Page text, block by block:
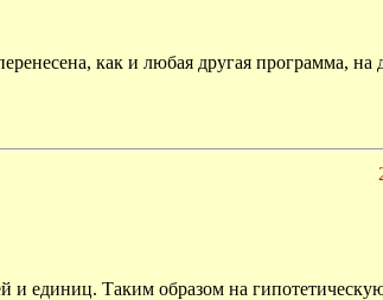
как и любая другая программа, на
и единиц. Таким образом на